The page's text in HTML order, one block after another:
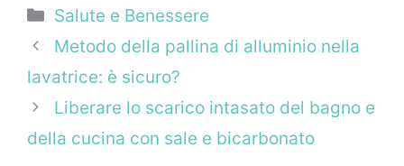
Categorie
Salute e Benessere
Metodo della pallina di alluminio nella
lavatrice: è sicuro?
Liberare lo scarico intasato del bagno e
della cucina con sale e bicarbonato